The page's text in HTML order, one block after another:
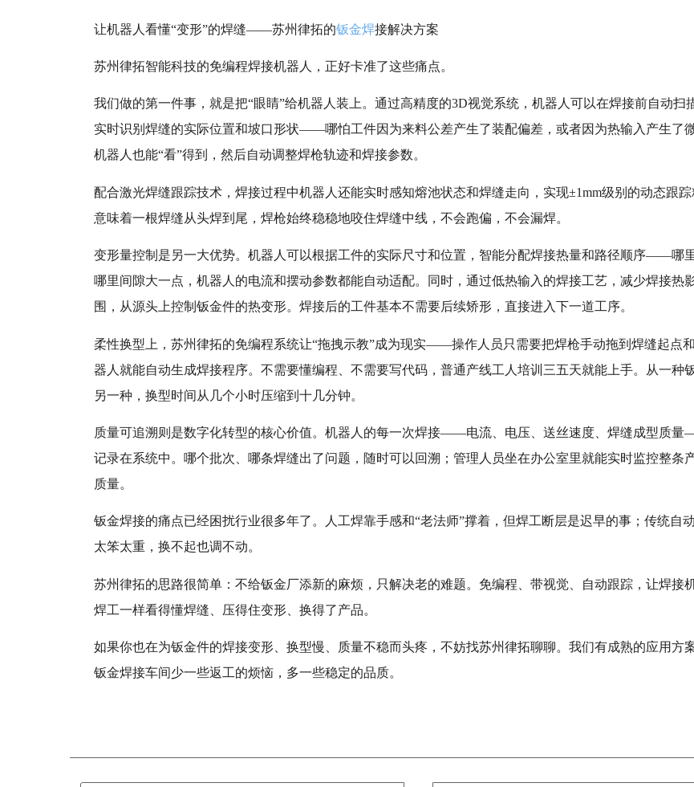
让机器人看懂“变形”的焊缝——苏州律拓的钣金焊接解决方案
苏州律拓智能科技的免编程焊接机器人，正好卡准了这些痛点。
我们做的第一件事，就是把“眼睛”给机器人装上。通过高精度的3D视觉系统，机器人可以在焊接前自动扫
实时识别焊缝的实际位置和坡口形状——哪怕工件因为来料公差产生了装配偏差，或者因为热输入产生了
机器人也能“看”得到，然后自动调整焊枪轨迹和焊接参数。
配合激光焊缝跟踪技术，焊接过程中机器人还能实时感知熔池状态和焊缝走向，实现±1mm级别的动态跟
意味着一根焊缝从头焊到尾，焊枪始终稳稳地咬住焊缝中线，不会跑偏，不会漏焊。
变形量控制是另一大优势。机器人可以根据工件的实际尺寸和位置，智能分配焊接热量和路径顺序——哪里
哪里间隙大一点，机器人的电流和摆动参数都能自动适配。同时，通过低热输入的焊接工艺，减少焊接热
围，从源头上控制钣金件的热变形。焊接后的工件基本不需要后续矫形，直接进入下一道工序。
柔性换型上，苏州律拓的免编程系统让“拖拽示教”成为现实——操作人员只需要把焊枪手动拖到焊缝起点
器人就能自动生成焊接程序。不需要懂编程、不需要写代码，普通产线工人培训三五天就能上手。从一种
另一种，换型时间从几个小时压缩到十几分钟。
质量可追溯则是数字化转型的核心价值。机器人的每一次焊接——电流、电压、送丝速度、焊缝成型质
记录在系统中。哪个批次、哪条焊缝出了问题，随时可以回溯；管理人员坐在办公室里就能实时监控整条
质量。
钣金焊接的痛点已经困扰行业很多年了。人工焊靠手感和“老法师”撑着，但焊工断层是迟早的事；传统自
太笨太重，换不起也调不动。
苏州律拓的思路很简单：不给钣金厂添新的麻烦，只解决老的难题。免编程、带视觉、自动跟踪，让焊接
焊工一样看得懂焊缝、压得住变形、换得了产品。
如果你也在为钣金件的焊接变形、换型慢、质量不稳而头疼，不妨找苏州律拓聊聊。我们有成熟的应用方
钣金焊接车间少一些返工的烦恼，多一些稳定的品质。